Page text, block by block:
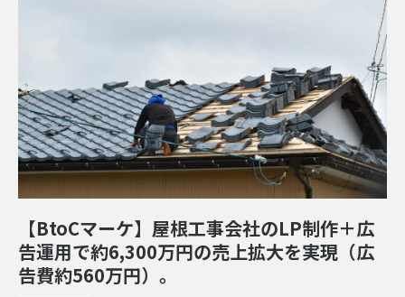
【BtoCマーケ】屋根工事会社のLP制作＋広
告運用で約6,300万円の売上拡大を実現（広
告費約560万円）。